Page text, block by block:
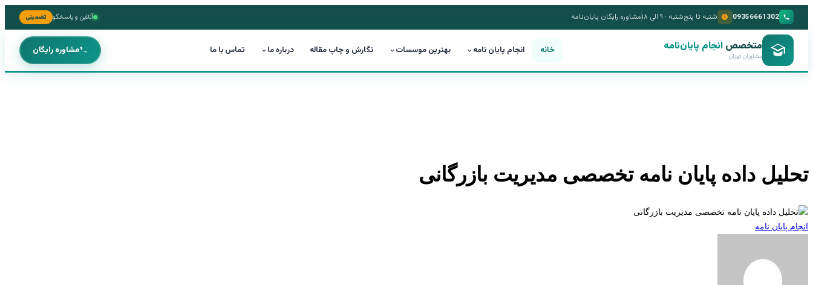
09356661302 شنبه تا پنج‌شنبه · ۹ الی ۱۸ مشاوره رایگان پایان‌نامه آنلاین و پاسخگو تضمینی
متخصص انجام پایان‌نامه
مشاوران تهران خانه انجام پایان نامه بهترین موسسات نگارش و چاپ مقاله درباره ما تماس با ما مشاوره رایگان
تحلیل داده پایان نامه تخصصی مدیریت بازرگانی
انجام پایان نامه